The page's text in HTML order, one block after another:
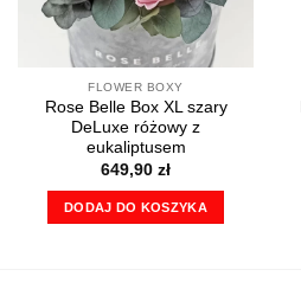
stronie
produktu
FLOWER BOXY
Rose Belle Box XL szary
DeLuxe różowy z
eukaliptusem
649,90 zł
DODAJ DO KOSZYKA